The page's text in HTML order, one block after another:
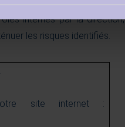
internes par la direction,
les risques identifiés.
site internet :